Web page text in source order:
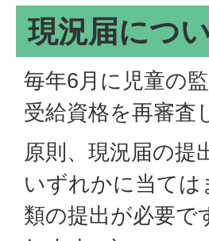
現況届につ
毎年6月に児童の
受給資格を再審査
原則、現況届の
いずれかに当ては
類の提出が必要で